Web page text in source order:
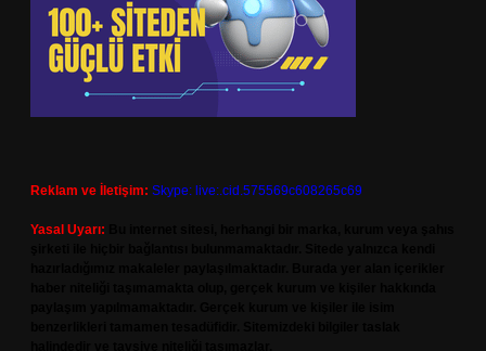
Reklam ve İletişim: Skype: live:.cid.575569c608265c69
Yasal Uyarı: